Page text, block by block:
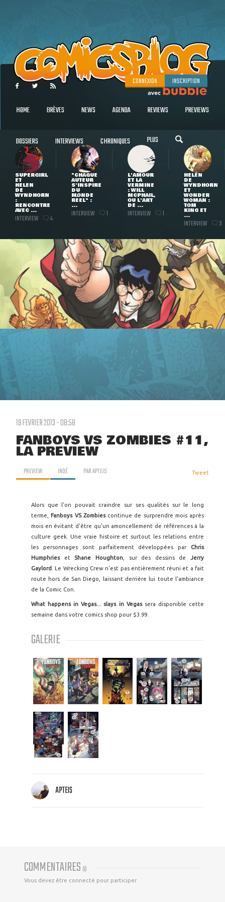
CONNEXION INSCRIPTION
HOME BRÈVES NEWS AGENDA REVIEWS PREVIEWS
DOSSIERS INTERVIEWS CHRONIQUES PLUS
SUPERGIRL
ET
HELEN
DE
WYNDHORN
:
RENCONTRE
AVEC ...
INTERVIEW 4
"CHAQUE
AUTEUR
S'INSPIRE
DU
MONDE
RÉEL" :
...
INTERVIEW 1
L'AMOUR
ET LA
VERMINE
: WILL
MCPHAIL,
OU L'ART
DE ...
INTERVIEW 1
HELEN
DE
WYNDHORN
ET
WONDER
WOMAN :
TOM
KING ET
...
INTERVIEW 3
19 FEVRIER 2013 - 08:58
FANBOYS VS ZOMBIES #11,
LA PREVIEW
PREVIEW INDÉ PARAPTEIS Tweet
Alors que l'on pouvait craindre sur ses qualités sur le long
terme, Fanboys VS Zombies continue de surprendre mois après
mois en évitant d'être qu'un amoncellement de références à la
culture geek. Une vraie histoire et surtout les relations entre
les personnages sont parfaitement développées par Chris
Humphrieset Shane Houghton, sur des dessins de Jerry
Gaylord
. Le Wrecking Crew n'est pas entièrement réuni et a fait
route hors de San Diego, laissant derrière lui toute l'ambiance
de la Comic Con.
What happens in Vegas... slays in Vegassera disponible cette
semaine dans votre comics shop pour $3.99.
GALERIE
APTEIS
COMMENTAIRES (0)
Vous devez être connecté pour participer